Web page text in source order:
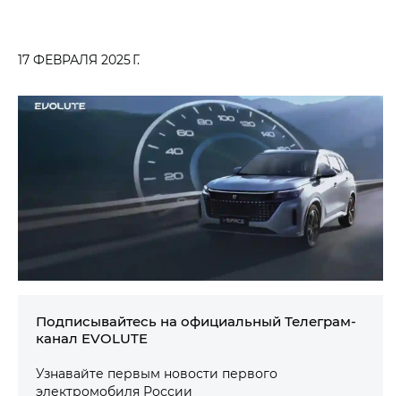
17 ФЕВРАЛЯ 2025 Г.
Подписывайтесь на официальный Телеграм-
канал EVOLUTE
Узнавайте первым новости первого
электромобиля России